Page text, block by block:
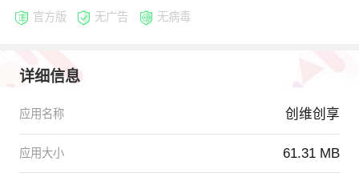
官方版 无广告 无病毒
详细信息
应用名称 创维创享
应用大小 61.31 MB